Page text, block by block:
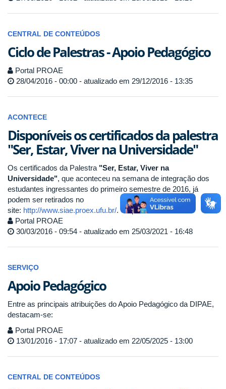
CENTRAL DE CONTEÚDOS
Ciclo de Palestras - Apoio Pedagógico
Portal PROAE
28/04/2016 - 00:00 - atualizado em 29/12/2016 - 13:35
ACONTECE
Disponíveis os certificados da palestra
"Ser, Estar, Viver na Universidade"
Os certificados da Palestra "Ser, Estar, Viver na
Universidade", que aconteceu na semana de integração dos
estudantes ingressantes do primeiro semestre de 2016, já
podem ser retirados no
site: http://www.siae.proex.ufu.br/. Clique no
Portal PROAE
30/03/2016 - 09:54 - atualizado em 25/03/2021 - 16:48
SERVIÇO
Apoio Pedagógico
Entre as principais atribuições do Apoio Pedagógico da DIPAE,
destacam-se:
Portal PROAE
13/01/2016 - 17:07 - atualizado em 22/05/2025 - 13:00
CENTRAL DE CONTEÚDOS